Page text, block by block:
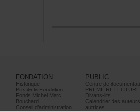
FONDATION
Historique
PrixdelaFondation
FondsMichelMarc
Bouchard
Conseild’administration
PUBLIC
PREMIÈRELECTURE
Divans-lits
autrices